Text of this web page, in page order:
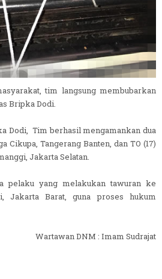
tim langsung membubarkan
Bripka Dodi.
Dodi, Tim berhasil mengamankan dua
Cikupa, Tangerang Banten, dan TO (17)
Jakarta Selatan.
pelaku yang melakukan tawuran ke
Jakarta Barat, guna proses hukum
Wartawan DNM : Imam Sudrajat